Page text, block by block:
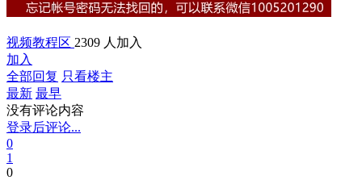
视频教程区 2309 人加入
加入
全部回复 只看楼主
最新 最早
没有评论内容
登录后评论...
0
1
0